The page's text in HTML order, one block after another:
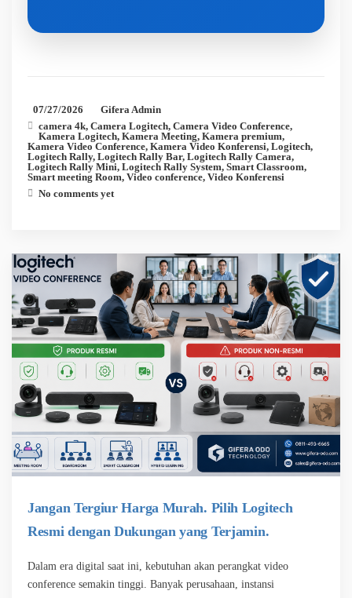
07/27/2026
Gifera Admin
camera 4k, Camera Logitech, Camera Video Conference,
Kamera Logitech, Kamera Meeting, Kamera premium,
Kamera Video Conference, Kamera Video Konferensi, Logitech,
Logitech Rally, Logitech Rally Bar, Logitech Rally Camera,
Logitech Rally Mini, Logitech Rally System, Smart Classroom,
Smart meeting Room, Video conference, Video Konferensi
No comments yet
Jangan Tergiur Harga Murah. Pilih Logitech
Resmi dengan Dukungan yang Terjamin.
Dalam era digital saat ini, kebutuhan akan perangkat video
conference semakin tinggi. Banyak perusahaan, instansi